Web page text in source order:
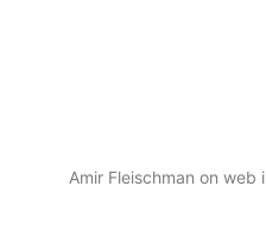
Amir Fleischman on web